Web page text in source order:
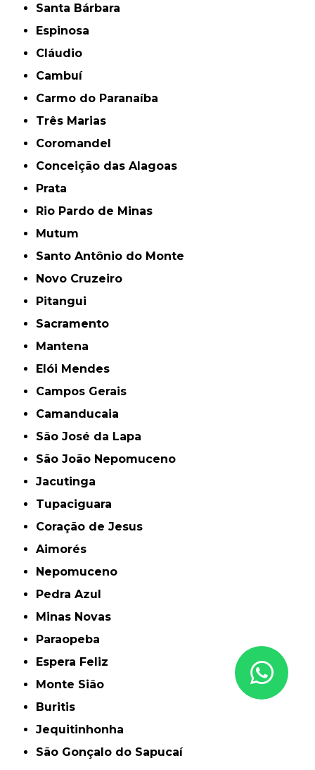
Santa Bárbara
Espinosa
Cláudio
Cambuí
Carmo do Paranaíba
Três Marias
Coromandel
Conceição das Alagoas
Prata
Rio Pardo de Minas
Mutum
Santo Antônio do Monte
Novo Cruzeiro
Pitangui
Sacramento
Mantena
Elói Mendes
Campos Gerais
Camanducaia
São José da Lapa
São João Nepomuceno
Jacutinga
Tupaciguara
Coração de Jesus
Aimorés
Nepomuceno
Pedra Azul
Minas Novas
Paraopeba
Espera Feliz
Monte Sião
Buritis
Jequitinhonha
São Gonçalo do Sapucaí